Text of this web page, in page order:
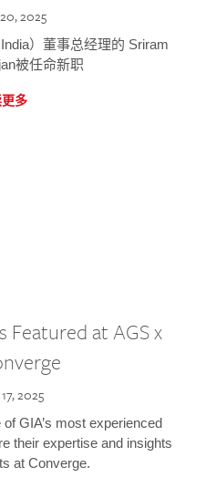
2025
）董事总经理的 Sriram
被任命新职
多
Featured at AGS x
2025
GIA’s most experienced
their expertise and insights
at Converge.